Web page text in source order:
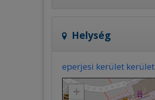
Helység
eperjesi kerület kerület
+